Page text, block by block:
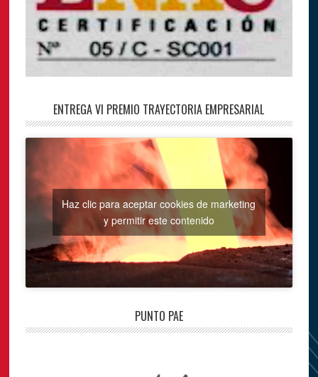
ENTREGA VI PREMIO TRAYECTORIA EMPRESARIAL
Haz clic para aceptar cookies de marketing
y permitir este contenido
PUNTO PAE